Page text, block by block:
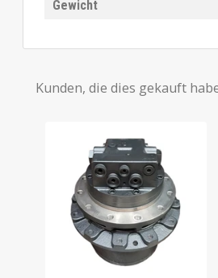
Gewicht
Kunden, die dies gekauft